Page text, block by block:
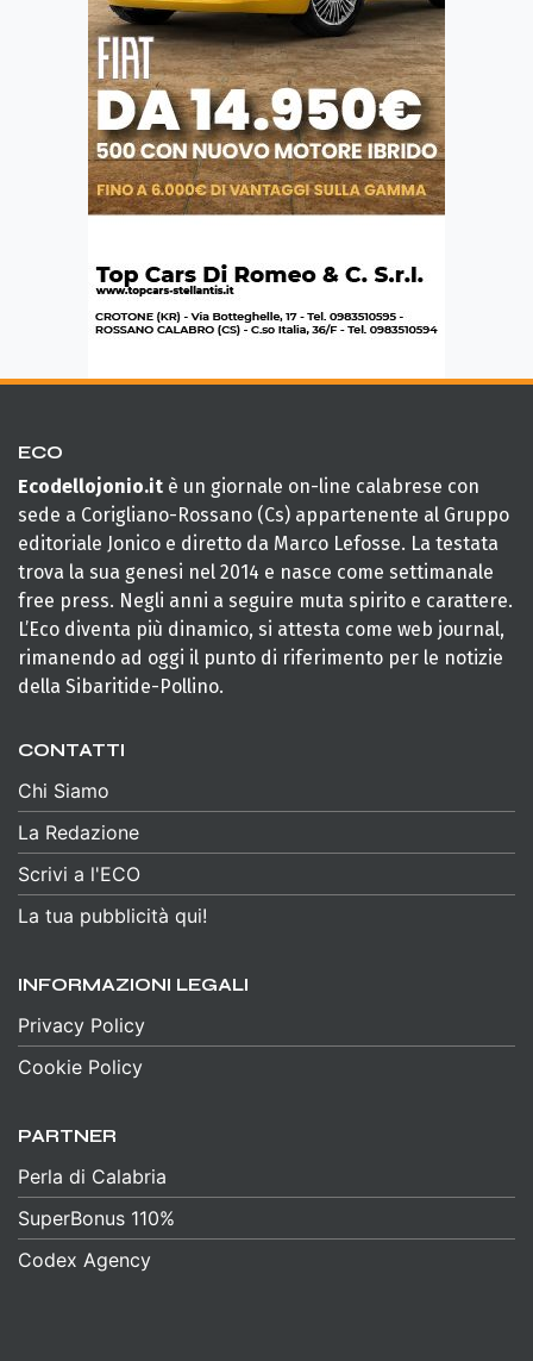
ECO
Ecodellojonio.it è un giornale on-line calabrese con
sede a Corigliano-Rossano (Cs) appartenente al Gruppo
editoriale Jonico e diretto da Marco Lefosse. La testata
trova la sua genesi nel 2014 e nasce come settimanale
free press. Negli anni a seguire muta spirito e carattere.
L’Eco diventa più dinamico, si attesta come web journal,
rimanendo ad oggi il punto di riferimento per le notizie
della Sibaritide-Pollino.
CONTATTI
Chi Siamo
La Redazione
Scrivi a l'ECO
La tua pubblicità qui!
INFORMAZIONI LEGALI
Privacy Policy
Cookie Policy
PARTNER
Perla di Calabria
SuperBonus 110%
Codex Agency